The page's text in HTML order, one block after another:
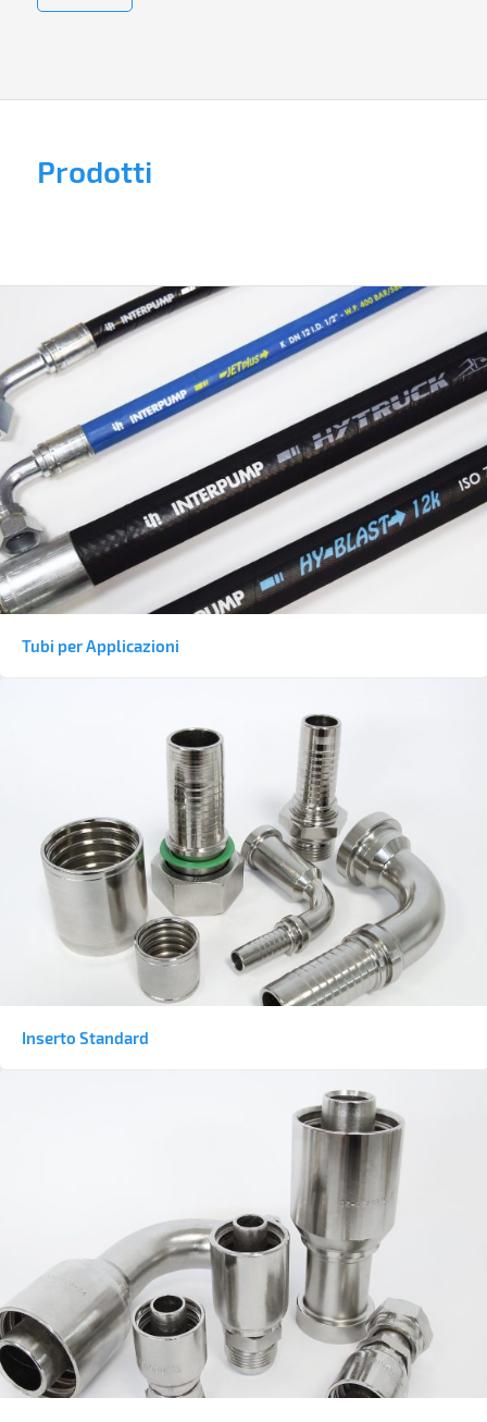
Prodotti
Tubi per Applicazioni
Inserto Standard